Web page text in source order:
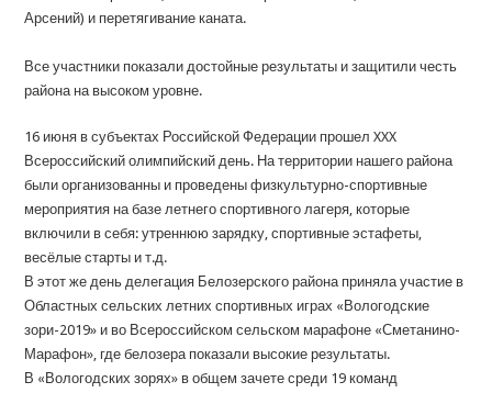
Арсений) и перетягивание каната.
Все участники показали достойные результаты и защитили честь
района на высоком уровне.
16 июня в субъектах Российской Федерации прошел XXX
Всероссийский олимпийский день. На территории нашего района
были организованны и проведены физкультурно-спортивные
мероприятия на базе летнего спортивного лагеря, которые
включили в себя: утреннюю зарядку, спортивные эстафеты,
весёлые старты и т.д.
В этот же день делегация Белозерского района приняла участие в
Областных сельских летних спортивных играх «Вологодские
зори-2019» и во Всероссийском сельском марафоне «Сметанино-
Марафон», где белозера показали высокие результаты.
В «Вологодских зорях» в общем зачете среди 19 команд